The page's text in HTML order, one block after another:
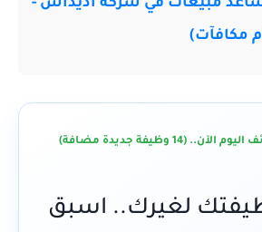
(14 وظيفة جديدة مضافة)
لغيرك.. اسبق